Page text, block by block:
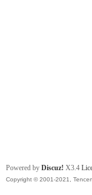
Powered by Discuz! X3.4
Copyright © 2001-2021,